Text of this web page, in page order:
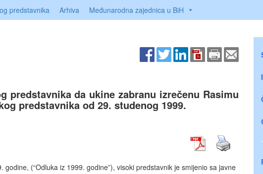
predstavnika Arhiva Međunarodna zajednica u BiH
predstavnika da ukine zabranu izrečenu Rasimu
predstavnika od 29. studenog 1999.
(“Odluka iz 1999. godine”), visoki predstavnik je smijenio sa javne